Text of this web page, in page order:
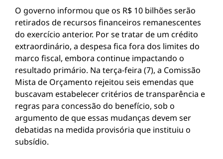
O governo informou que os R$ 10 bilhões serão
retirados de recursos financeiros remanescentes
do exercício anterior. Por se tratar de um crédito
extraordinário, a despesa fica fora dos limites do
marco fiscal, embora continue impactando o
resultado primário. Na terça-feira (7), a Comissão
Mista de Orçamento rejeitou seis emendas que
buscavam estabelecer critérios de transparência e
regras para concessão do benefício, sob o
argumento de que essas mudanças devem ser
debatidas na medida provisória que instituiu o
subsídio.